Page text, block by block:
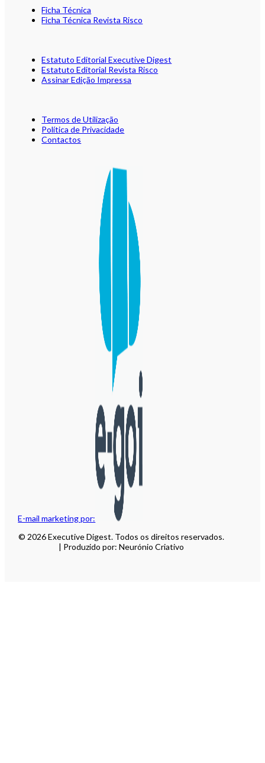
E-mail marketing por:
Ficha Técnica
Ficha Técnica Revista Risco
Estatuto Editorial Executive Digest
Estatuto Editorial Revista Risco
Assinar Edição Impressa
Termos de Utilização
Política de Privacidade
Contactos
© 2026 Executive Digest. Todos os direitos reservados.
| Produzido por: Neurónio Criativo